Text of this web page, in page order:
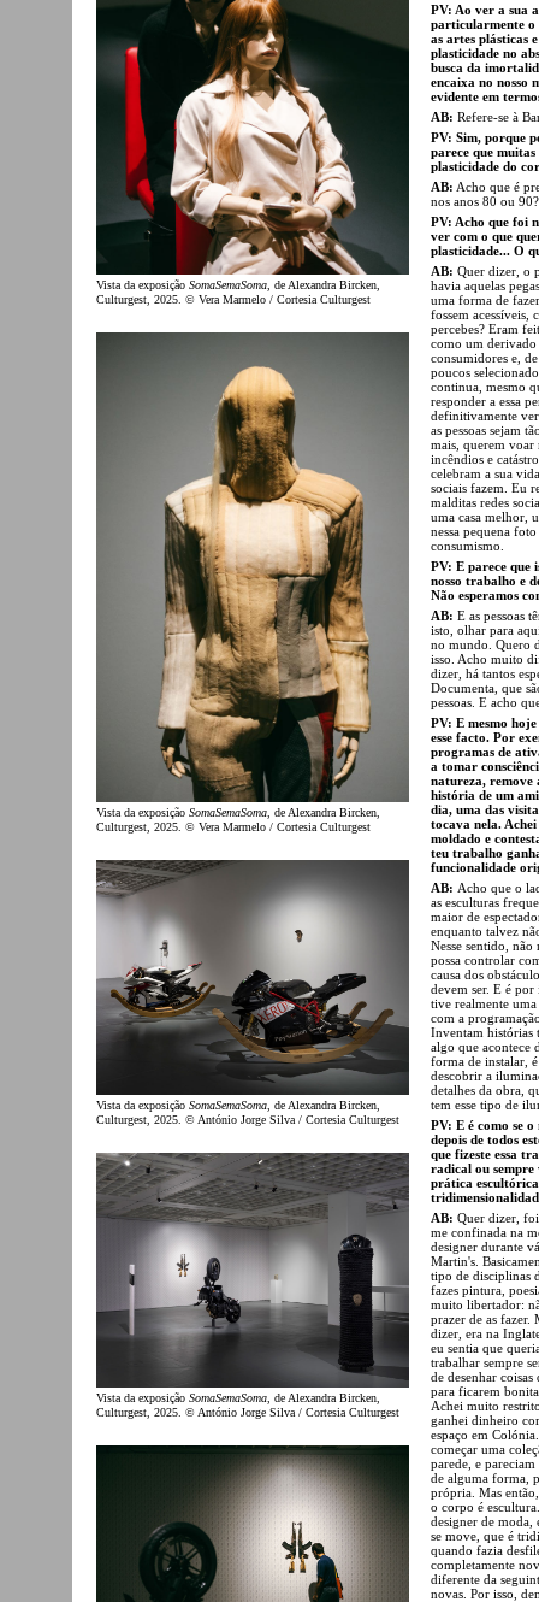
Vista da exposição SomaSemaSoma , de Alexandra Bircken,
Culturgest, 2025. © Vera Marmelo / Cortesia Culturgest
Vista da exposição SomaSemaSoma , de Alexandra Bircken,
Culturgest, 2025. © Vera Marmelo / Cortesia Culturgest
Vista da exposição SomaSemaSoma , de Alexandra Bircken,
Culturgest, 2025. © António Jorge Silva / Cortesia Culturgest
Vista da exposição SomaSemaSoma , de Alexandra Bircken,
Culturgest, 2025. © António Jorge Silva / Cortesia Culturgest
PV: Ao ver a sua
particularmente o
as artes plásticas
plasticidade no
busca da
encaixa no nosso
evidente em
AB: Refere-se à
PV: Sim, porque
parece que
plasticidade do
AB: Acho que é
nos anos 80 ou 90?
PV: Acho que foi
ver com o que
plasticidade... O
AB: Quer dizer, o
havia aquelas
uma forma de
fossem acessíveis,
percebes? Eram
como um derivado
consumidores e,
poucos
continua, mesmo
responder a essa
definitivamente
as pessoas sejam
mais, querem voar
incêndios e
celebram a sua
sociais fazem. Eu
malditas redes
uma casa melhor,
nessa pequena
consumismo.
PV: E parece que
nosso trabalho e
Não esperamos
AB: E as pessoas
isto, olhar para
no mundo. Quero
isso. Acho muito
dizer, há tantos
Documenta, que
pessoas. E acho
PV: E mesmo
esse facto. Por
programas de
a tomar
natureza, remove
história de um
dia, uma das
tocava nela.
moldado e
teu trabalho
funcionalidade
AB: Acho que o
as esculturas
maior de
enquanto talvez
Nesse sentido,
possa controlar
causa dos
devem ser. E é por
tive realmente
com a
Inventam histórias
algo que acontece
forma de instalar,
descobrir a
detalhes da obra,
tem esse tipo de
PV: E é como se o
depois de todos
que fizeste essa
radical ou
prática
AB: Quer dizer,
me confinada na
designer durante
Martin's.
tipo de disciplinas
fazes pintura,
muito libertador:
prazer de as fazer.
dizer, era na
eu sentia que
trabalhar sempre
de desenhar coisas
para ficarem
Achei muito
ganhei dinheiro
espaço em
começar uma
parede, e
de alguma forma,
própria. Mas
o corpo é
designer de moda,
se move, que é
quando fazia
completamente
diferente da
novas. Por isso,